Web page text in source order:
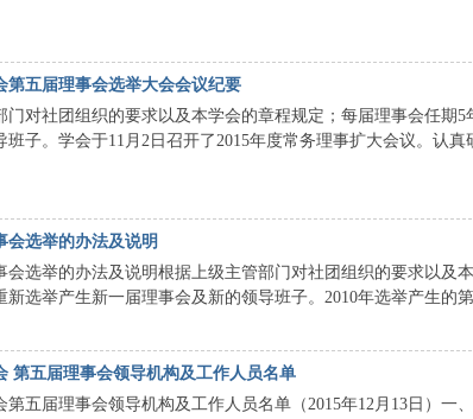
第五届理事会选举大会会议纪要
门对社团组织的要求以及本学会的章程规定；每届理事会任期
班子。学会于11月2日召开了2015年度常务理事扩大会议。认
会选举的办法及说明
会选举的办法及说明根据上级主管部门对社团组织的要求以及
新选举产生新一届理事会及新的领导班子。2010年选举产生的
第五届理事会领导机构及工作人员名单
第五届理事会领导机构及工作人员名单（2015年12月13日）一